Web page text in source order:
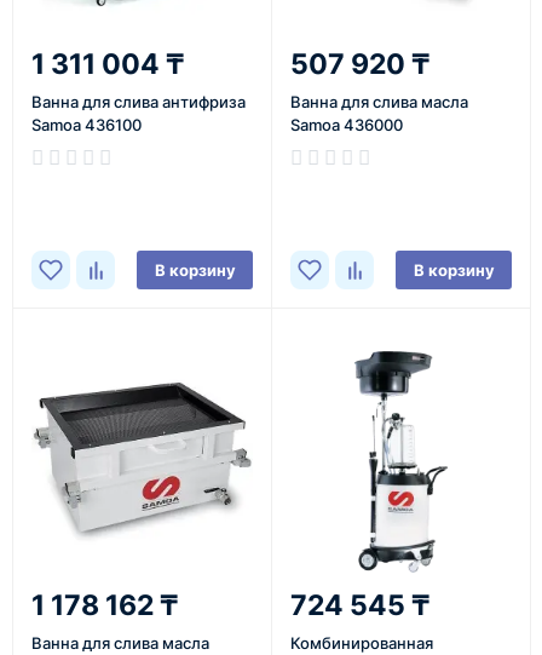
1 311 004 ₸
Ванна для слива антифриза
Samoa 436100
В корзину
507 920 ₸
Ванна для слива масла
Samoa 436000
В корзину
1 178 162 ₸
Ванна для слива масла
724 545 ₸
Комбинированная